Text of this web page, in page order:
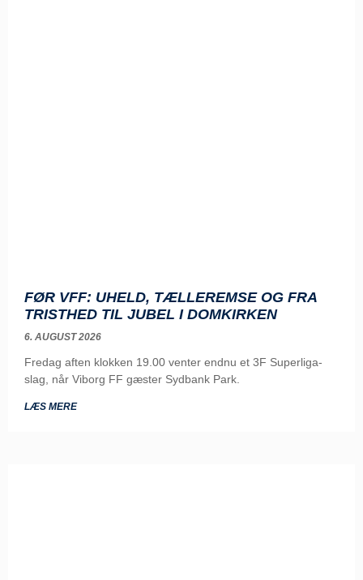
FØR VFF: UHELD, TÆLLEREMSE OG FRA
TRISTHED TIL JUBEL I DOMKIRKEN
6. AUGUST 2026
Fredag aften klokken 19.00 venter endnu et 3F Superliga-
slag, når Viborg FF gæster Sydbank Park.
LÆS MERE